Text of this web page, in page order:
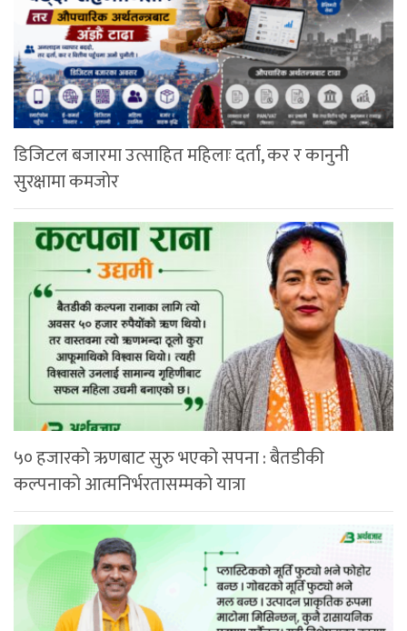
डिजिटल बजारमा उत्साहित महिलाः दर्ता, कर र कानुनी
सुरक्षामा कमजोर
५० हजारको ऋणबाट सुरु भएको सपना : बैतडीकी
कल्पनाको आत्मनिर्भरतासम्मको यात्रा